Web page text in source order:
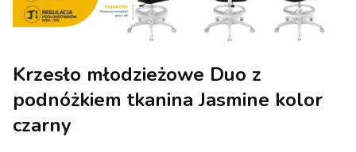
Krzesło młodzieżowe Duo z
podnóżkiem tkanina Jasmine kolor
czarny